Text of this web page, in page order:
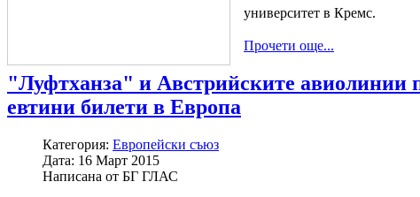
университет в Кремс.
Прочети още...
"Луфтханза" и Австрийските авиолинии
евтини билети в Европа
Категория: Европейски съюз
Дата: 16 Март 2015
Написана от БГ ГЛАС